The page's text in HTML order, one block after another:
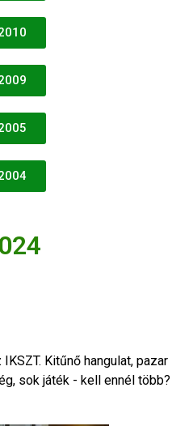
Kitűnő hangulat, pazar
sok játék - kell ennél több?